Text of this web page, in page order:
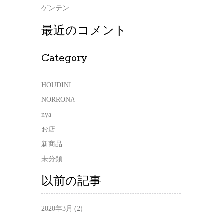
ゲンテン
最近のコメント
Category
HOUDINI
NORRONA
nya
お店
新商品
未分類
以前の記事
2020年3月 (2)